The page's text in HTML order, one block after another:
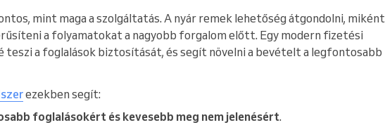
mint maga a szolgáltatás. A nyár remek lehetőség átgondolni, miként
a folyamatokat a nagyobb forgalom előtt. Egy modern fizetési
teszi a foglalások biztosítását, és segít növelni a bevételt a legfontosabb
ezekben segít:
foglalásokért és kevesebb meg nem jelenésért.